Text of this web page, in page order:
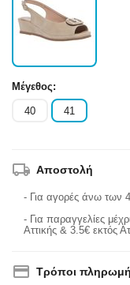
Μέγεθος:
40 41
Αποστολή
- Για αγορές άνω των
- Για παραγγελίες
Αττικής & 3.5€ εκτός
Τρόποι